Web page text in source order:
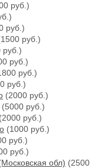
руб.)
руб.)
руб.)
руб.)
руб.)
руб.)
руб.)
(2000 руб.)
(5000 руб.)
(2000 руб.)
(1000 руб.)
руб.)
руб.)
обл) (2500